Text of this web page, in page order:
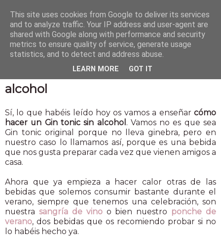
Cómo hacer un Gin tonic sin
alcohol
Sí, lo que habéis leído hoy os vamos a enseñar cómo
hacer un Gin tonic sin alcohol . Vamos no es que sea
Gin tonic original porque no lleva ginebra, pero en
nuestro caso lo llamamos así, porque es una bebida
que nos gusta preparar cada vez que vienen amigos a
casa.
Ahora que ya empieza a hacer calor otras de las
bebidas que solemos consumir bastante durante el
verano, siempre que tenemos una celebración, son
nuestra sangría de vinoo bien nuestro ponche de
verano, dos bebidas que os recomiendo probar si no
lo habéis hecho ya.
This site uses cookies from Google to deliver its services
and to analyze traffic. Your IP address and user-agent are
shared with Google along with performance and security
metrics to ensure quality of service, generate usage
statistics, and to detect and address abuse.
LEARN MORE GOT IT